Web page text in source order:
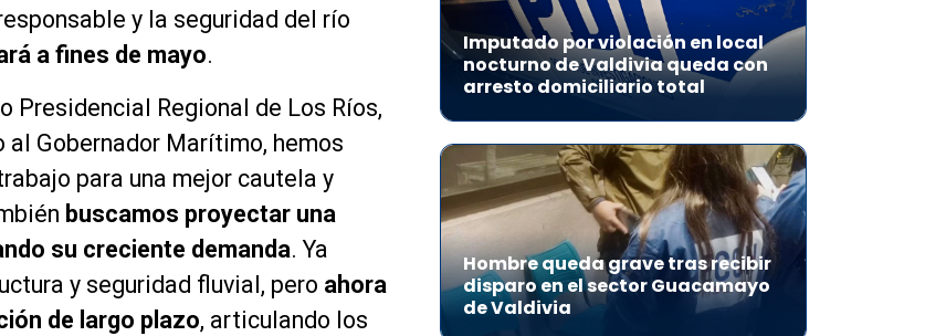
y la seguridad del río
a fines de mayo.
Presidencial Regional de Los Ríos,
al Gobernador Marítimo, hemos
para una mejor cautela y
buscamos proyectar una
su creciente demanda. Ya
y seguridad fluvial, pero ahora
de largo plazo, articulando los
Imputado por violación en local
nocturno de Valdivia queda con
arresto domiciliario total
Hombre queda grave tras recibir
disparo en el sector Guacamayo
de Valdivia